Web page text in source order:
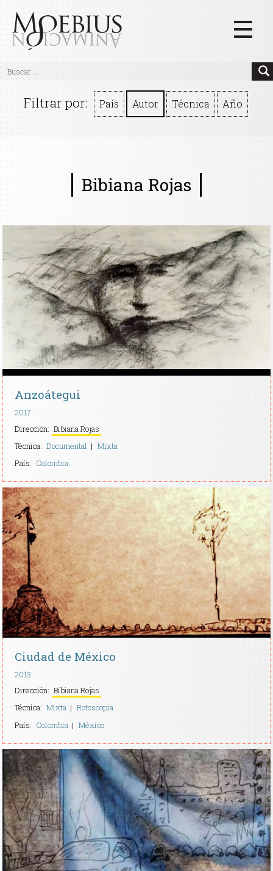
Videos
Eventos
Quiénes Somos
Manifiesto
Contacto
Filtrar por: País Autor Técnica Año
Bibiana Rojas
Anzoátegui
2017
Dirección: Bibiana Rojas
Técnica: Documental
Mixta
País: Colombia
Ciudad de México
2013
Dirección: Bibiana Rojas
Técnica: Mixta
Rotoscopia
País: Colombia México